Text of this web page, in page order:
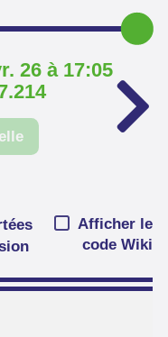
26 à 17:05
Afficher le
code Wiki